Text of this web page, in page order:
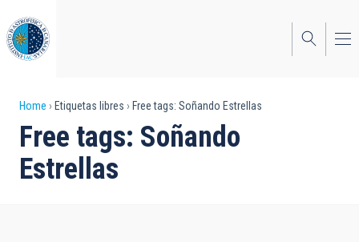
to
main
content
Breadcrumb
Home Etiquetas libres Free tags: Soñando Estrellas
Free tags: Soñando
Estrellas